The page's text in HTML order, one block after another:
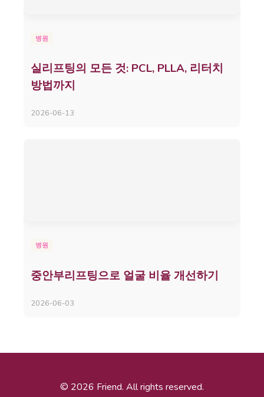
병원
실리프팅의 모든 것: PCL, PLLA, 리터치
방법까지
2026-06-13
병원
중안부리프팅으로 얼굴 비율 개선하기
2026-06-03
© 2026 Friend. All rights reserved.